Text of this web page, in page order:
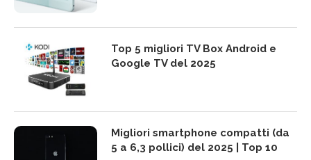
Top 5 migliori TV Box Android e
Google TV del 2025
Migliori smartphone compatti (da
5 a 6,3 pollici) del 2025 | Top 10